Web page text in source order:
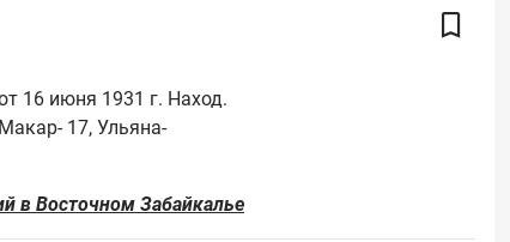
16 июня 1931 г. Наход.
17, Ульяна-
в Восточном Забайкалье